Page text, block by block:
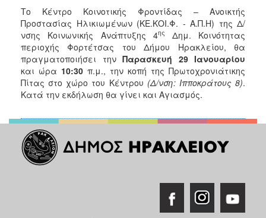
2015
2013
2012
2011
2010
2006
ΔΗΜΟΤΗΣ
Το Κέντρο Κοινοτικής Φροντίδας – Ανοικτής
Προστασίας Ηλικιωμένων (ΚΕ.ΚΟΙ.Φ. - Α.Π.Η) της Δ/
νσης Κοινωνικής Ανάπτυξης 4ης Δημ. Κοινότητας
περιοχής Φορτέτσας του Δήμου Ηρακλείου, θα
πραγματοποιήσει
την Παρασκευή 29 Ιανουαρίου
και ώρα 10:30 π.μ., την κοπή της Πρωτοχρονιάτικης
Πίτας στο χώρο του Κέντρου (Δ/νση: Ιπποκράτους 8).
Κατά την εκδήλωση θα γίνει και Αγιασμός.